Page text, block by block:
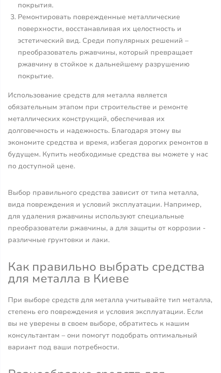
покрытия.
Ремонтировать поврежденные металлические
поверхности, восстанавливая их целостность и
эстетический вид. Среди популярных решений –
преобразователь ржавчины, который превращает
ржавчину в стойкое к дальнейшему разрушению
покрытие.
Использование средств для металла является
обязательным этапом при строительстве и ремонте
металлических конструкций, обеспечивая их
долговечность и надежность. Благодаря этому вы
экономите средства и время, избегая дорогих ремонтов в
будущем. Купить необходимые средства вы можете у нас
по доступной цене.
Выбор правильного средства зависит от типа металла,
вида повреждения и условий эксплуатации. Например,
для удаления ржавчины используют специальные
преобразователи ржавчины, а для защиты от коррозии -
различные грунтовки и лаки.
Как правильно выбрать средства
для металла в Киеве
При выборе средств для металла учитывайте тип металла,
степень его повреждения и условия эксплуатации. Если
вы не уверены в своем выборе, обратитесь к нашим
консультантам – они помогут подобрать оптимальный
вариант под ваши потребности.